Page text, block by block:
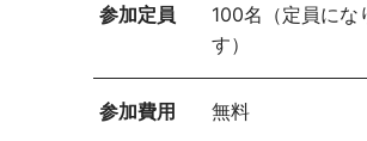
参加定員
100名（定員にな
す）
参加費用 無料